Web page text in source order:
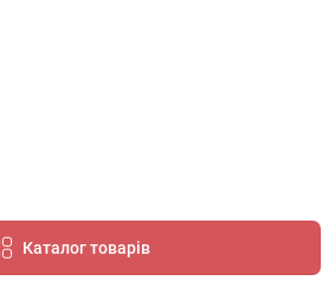
Каталог товарів